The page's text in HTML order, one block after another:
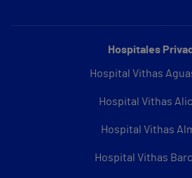
Hospitales
Hospital Vithas
Hospital Vithas
Hospital Vithas
Hospital Vithas